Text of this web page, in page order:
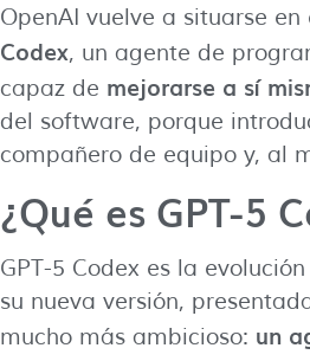
OpenAI vuelve a situarse
Codex, un agente de
capaz de mejorarse a sí
del software, porque
compañero de equipo y, al
¿Qué es GPT-5
GPT-5 Codex es la
su nueva versión,
mucho más ambicioso: un